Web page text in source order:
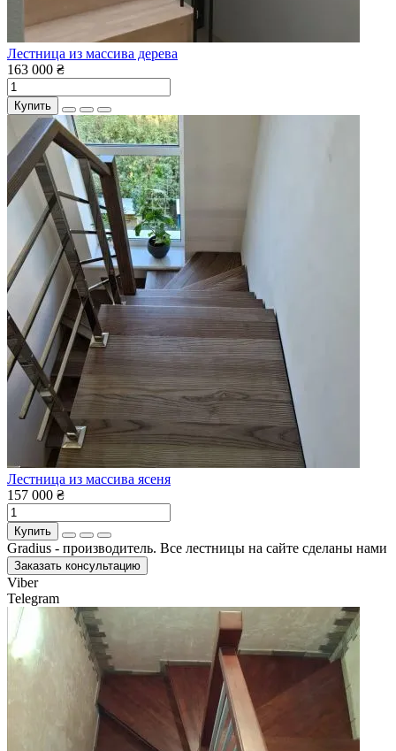
Лестница из массива дерева
163 000 ₴
Купить
Лестница из массива ясеня
157 000 ₴
Купить
Gradius - производитель. Все лестницы на сайте сделаны нами
Заказать консультацию
Viber
Telegram